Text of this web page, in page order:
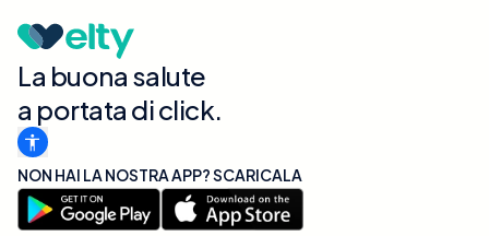
La buona salute
a portata di click.
NON HAI LA NOSTRA APP? SCARICALA